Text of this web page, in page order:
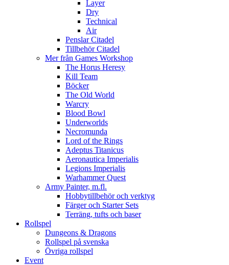
Layer
Dry
Technical
Air
Penslar Citadel
Tillbehör Citadel
Mer från Games Workshop
The Horus Heresy
Kill Team
Böcker
The Old World
Warcry
Blood Bowl
Underworlds
Necromunda
Lord of the Rings
Adeptus Titanicus
Aeronautica Imperialis
Legions Imperialis
Warhammer Quest
Army Painter, m.fl.
Hobbytillbehör och verktyg
Färger och Starter Sets
Terräng, tufts och baser
Rollspel
Dungeons & Dragons
Rollspel på svenska
Övriga rollspel
Event